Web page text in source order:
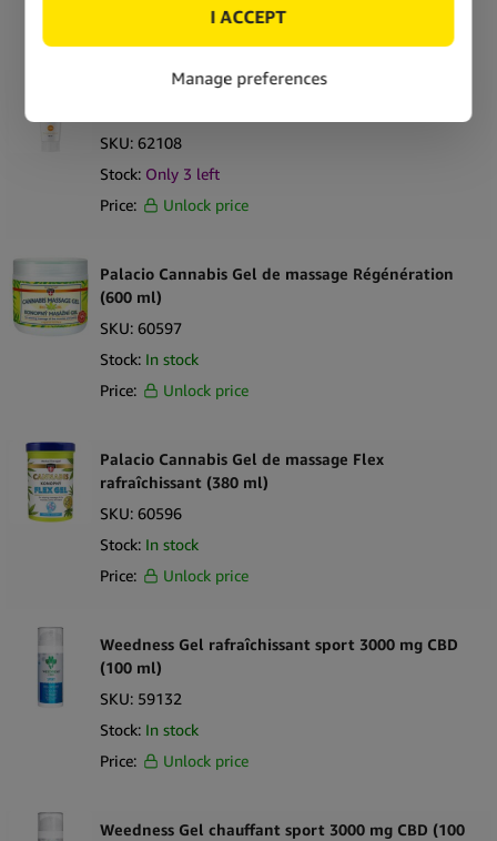
Unlock price
Dr. Kent Gel sportif crème au CBD 1100 mg (100
SKU: 62108
Stock: Only 3 left
Price:
Unlock price
Palacio Cannabis Gel de massage Régénération
(600 ml)
SKU: 60597
Stock: In stock
Price:
Unlock price
Palacio Cannabis Gel de massage Flex
rafraîchissant (380 ml)
SKU: 60596
Stock: In stock
Price:
Unlock price
Weedness Gel rafraîchissant sport 3000 mg CBD
(100 ml)
SKU: 59132
Stock: In stock
Price:
Unlock price
Weedness Gel chauffant sport 3000 mg CBD (100